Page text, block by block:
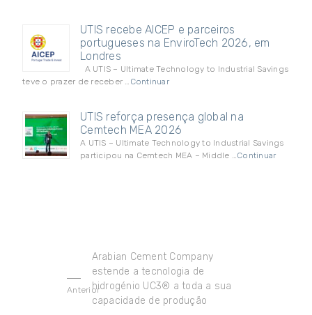
UTIS recebe AICEP e parceiros
portugueses na EnviroTech 2026, em
Londres
A UTIS – Ultimate Technology to Industrial Savings
teve o prazer de receber … Continuar
UTIS reforça presença global na
Cemtech MEA 2026
A UTIS – Ultimate Technology to Industrial Savings
participou na Cemtech MEA – Middle …Continuar
Anterior
Arabian Cement Company
estende a tecnologia de
hidrogénio UC3® a toda a sua
capacidade de produção